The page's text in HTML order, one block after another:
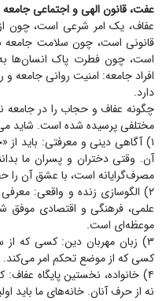
عفت، قانون الهی و اجتماعی جامعه
عفاف، یک امر شرعی است، چون
قانونی است، چون سلامت
است، چون فطرت پاک انسان‌ها
افراد جامعه: امنیت روانی جامعه و
دارد.
چگونه عفاف و حجاب را در جامعه
مختلفی پرسیده شده است. شاید
۱) آگاهی دینی و معرفتی: باید از
آن. وقتی دختران و پسران ما
مصرف‌گرایانه است، با عشق آن را
۲) الگوسازی زنده و واقعی:
علمی، فرهنگی و اقتصادی موفق
موعظه‌ای است.
۳) زبان مهربان دین: کسی که
کسی که از موضع تحکم امر می‌کند.
۴) خانواده، نخستین پایگاه عفاف:
نه از حرف آنان. خانه‌های ما باید